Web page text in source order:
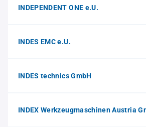
INDEPENDENT ONE e.U.
INDES EMC e.U.
INDES technics GmbH
INDEX Werkzeugmaschinen Austria